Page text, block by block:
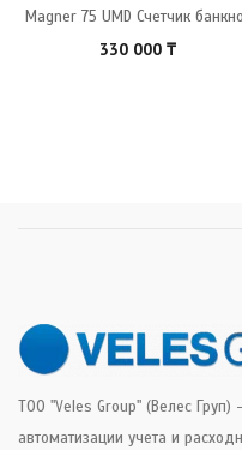
Magner 75 UMD Счетчик
330 000 ₸
ТОО "Veles Group" (Велес
автоматизации учета и